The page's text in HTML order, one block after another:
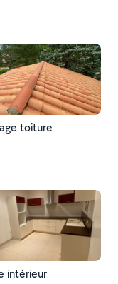
toiture
intérieur